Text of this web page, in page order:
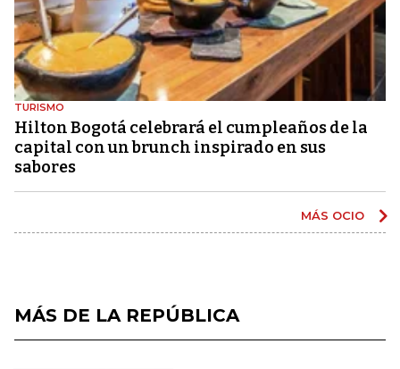
TURISMO
Hilton Bogotá celebrará el cumpleaños de la
capital con un brunch inspirado en sus
sabores
MÁS OCIO
MÁS DE LA REPÚBLICA